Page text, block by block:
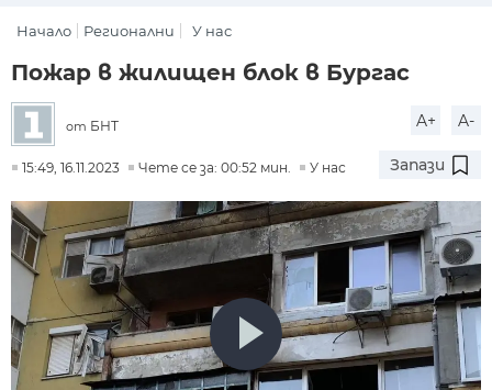
Начало Регионални У нас
Пожар в жилищен блок в Бургас
от БНТ A+ A-
15:49, 16.11.2023 Чете се за: 00:52 мин. У нас Запази